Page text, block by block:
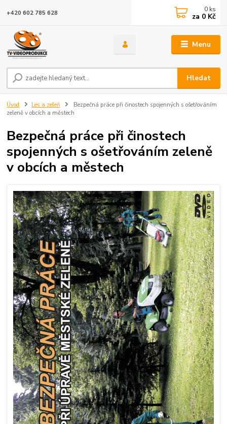
Menu
Hledat
+420 602 785 628 0 ks
za 0 Kč
Úvod Les a zeleň
Bezpečná práce při činostech spojenných s ošetřováním
zeleně v obcích a městech
Bezpečná práce při činostech
spojenných s ošetřováním zeleně
v obcích a městech